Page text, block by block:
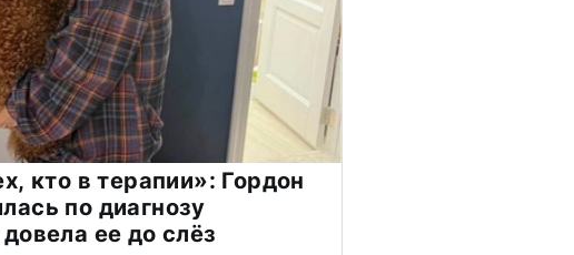
кто в терапии»: Гордон
по диагнозу
ее до слёз